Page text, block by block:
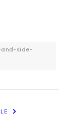
side-